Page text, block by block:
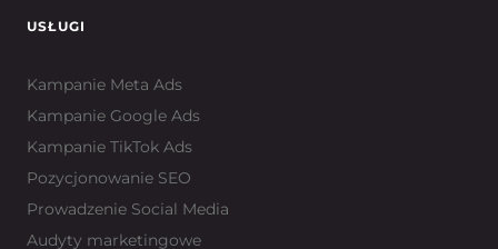
USŁUGI
Kampanie Meta Ads
Kampanie Google Ads
Kampanie TikTok Ads
Pozycjonowanie SEO
Prowadzenie Social Media
Audyty marketingowe